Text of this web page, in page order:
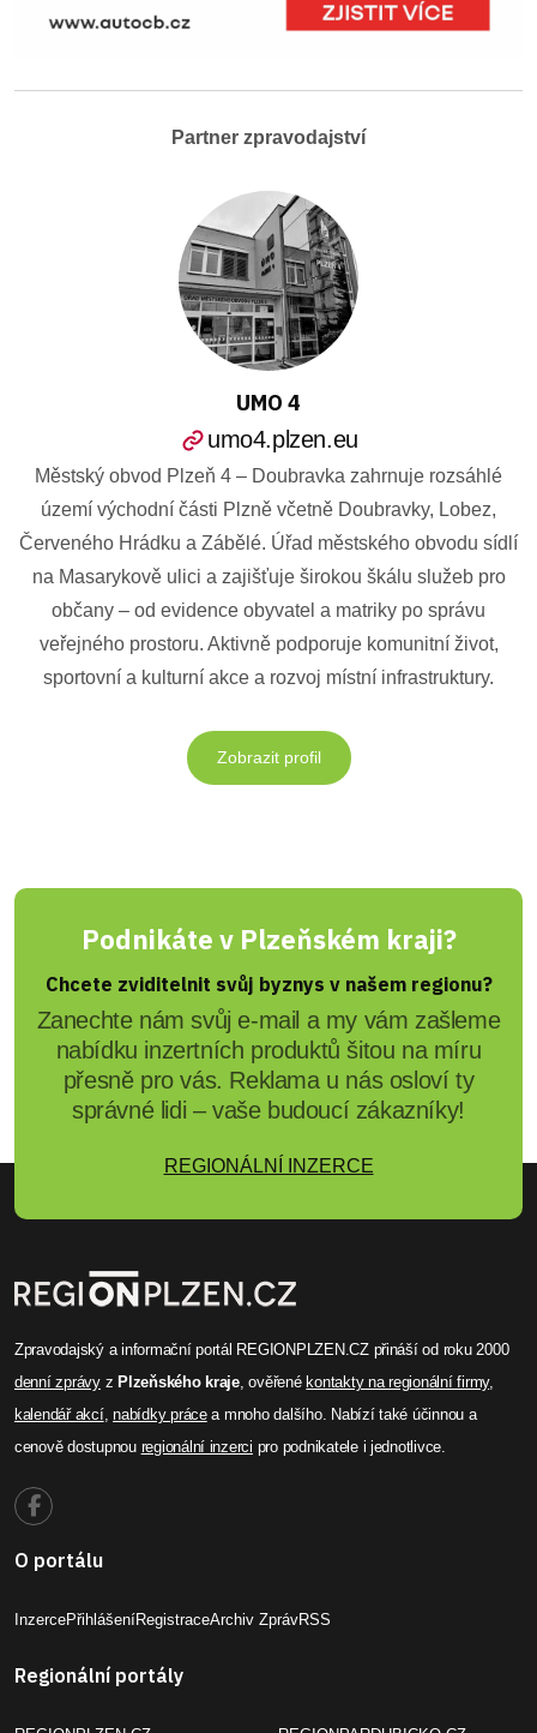
Partner zpravodajství
UMO 4
umo4.plzen.eu
Městský obvod Plzeň 4 – Doubravka zahrnuje rozsáhlé
území východní části Plzně včetně Doubravky, Lobez,
Červeného Hrádku a Zábělé. Úřad městského obvodu sídlí
na Masarykově ulici a zajišťuje širokou škálu služeb pro
občany – od evidence obyvatel a matriky po správu
veřejného prostoru. Aktivně podporuje komunitní život,
sportovní a kulturní akce a rozvoj místní infrastruktury.
Zobrazit profil
Podnikáte v Plzeňském kraji?
Chcete zviditelnit svůj byznys v našem regionu?
Zanechte nám svůj e-mail a my vám zašleme
nabídku inzertních produktů šitou na míru
přesně pro vás. Reklama u nás osloví ty
správné lidi – vaše budoucí zákazníky!
REGIONÁLNÍ INZERCE
Zpravodajský a informační portál REGIONPLZEN.CZ přináší od roku 2000
denní zprávyz Plzeňského kraje, ověřené kontakty na regionální firmy,
kalendář akcí,nabídky prácea mnoho dalšího. Nabízí také účinnou a
cenově dostupnou regionální inzerci pro podnikatele i jednotlivce.
O portálu
InzercePřihlášeníRegistraceArchiv ZprávRSS
Regionální portály